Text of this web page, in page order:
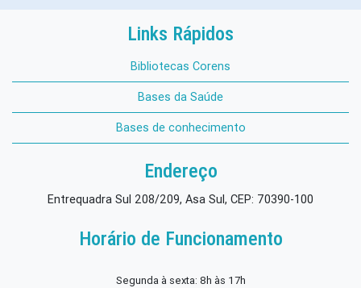
Links Rápidos
Bibliotecas Corens
Bases da Saúde
Bases de conhecimento
Endereço
Entrequadra Sul 208/209, Asa Sul, CEP: 70390-100
Horário de Funcionamento
Segunda à sexta: 8h às 17h